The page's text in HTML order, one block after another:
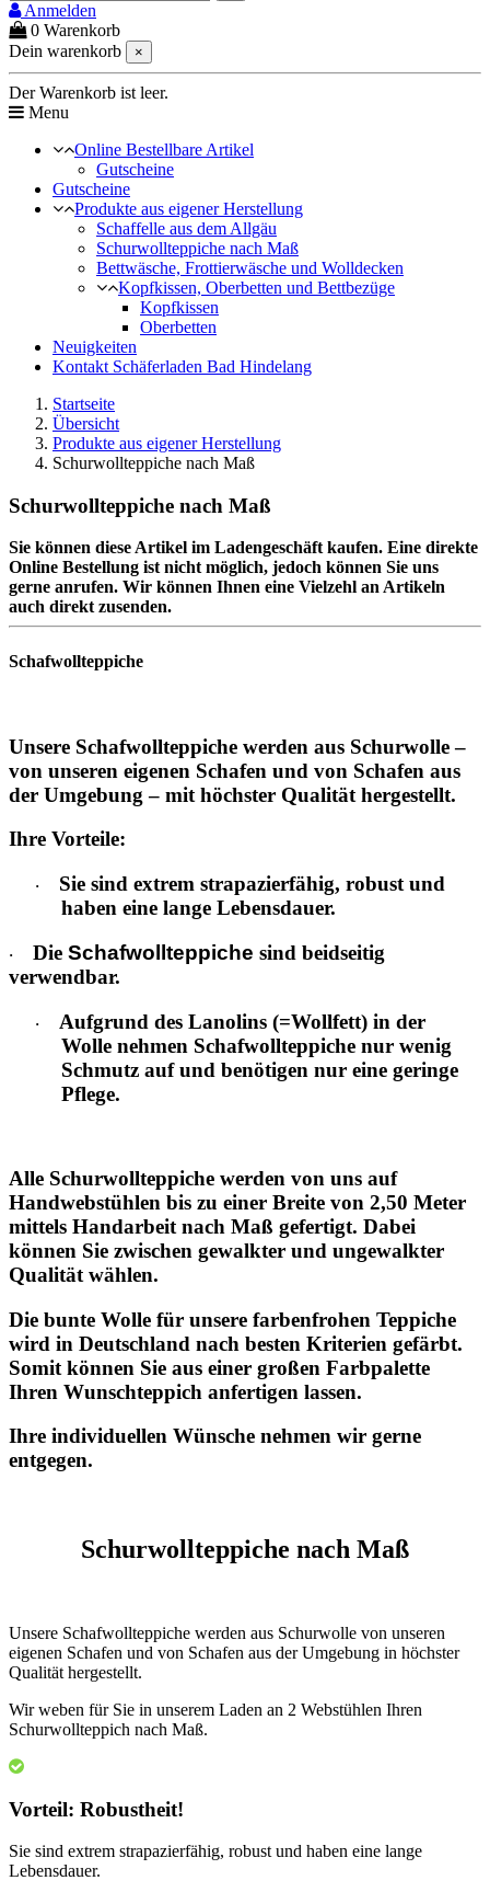
Anmelden
0 Warenkorb
Dein warenkorb
×
Der Warenkorb ist leer.
Menu
Online Bestellbare Artikel
Gutscheine
Gutscheine
Produkte aus eigener Herstellung
Schaffelle aus dem Allgäu
Schurwollteppiche nach Maß
Bettwäsche, Frottierwäsche und Wolldecken
Kopfkissen, Oberbetten und Bettbezüge
Kopfkissen
Oberbetten
Neuigkeiten
Kontakt Schäferladen Bad Hindelang
Startseite
Übersicht
Produkte aus eigener Herstellung
Schurwollteppiche nach Maß
Schurwollteppiche nach Maß
Sie können diese Artikel im Ladengeschäft kaufen. Eine direkte
Online Bestellung ist nicht möglich, jedoch können Sie uns
gerne anrufen. Wir können Ihnen eine Vielzehl an Artikeln
auch direkt zusenden.
Schafwollteppiche
Unsere Schafwollteppiche werden aus Schurwolle –
von unseren eigenen Schafen und von Schafen aus
der Umgebung – mit höchster Qualität hergestellt.
Ihre Vorteile:
·
Sie sind extrem strapazierfähig, robust und
haben eine lange Lebensdauer.
· Die Schafwollteppiche sind beidseitig
verwendbar.
·
Aufgrund des Lanolins (=Wollfett) in der
Wolle nehmen Schafwollteppiche nur wenig
Schmutz auf und benötigen nur eine geringe
Pflege.
Alle Schurwollteppiche werden von uns auf
Handwebstühlen bis zu einer Breite von 2,50 Meter
mittels Handarbeit nach Maß gefertigt. Dabei
können Sie zwischen gewalkter und ungewalkter
Qualität wählen.
Die bunte Wolle für unsere farbenfrohen Teppiche
wird in Deutschland nach besten Kriterien gefärbt.
Somit können Sie aus einer großen Farbpalette
Ihren Wunschteppich anfertigen lassen.
Ihre individuellen Wünsche nehmen wir gerne
entgegen.
Schurwollteppiche nach Maß
Unsere Schafwollteppiche werden aus Schurwolle von unseren
eigenen Schafen und von Schafen aus der Umgebung in höchster
Qualität hergestellt.
Wir weben für Sie in unserem Laden an 2 Webstühlen Ihren
Schurwollteppich nach Maß.
Vorteil: Robustheit!
Sie sind extrem strapazierfähig, robust und haben eine lange
Lebensdauer.